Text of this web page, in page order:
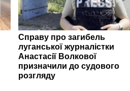
Справу про загибель
луганської журналістки
Анастасії Волкової
призначили до судового
розгляду